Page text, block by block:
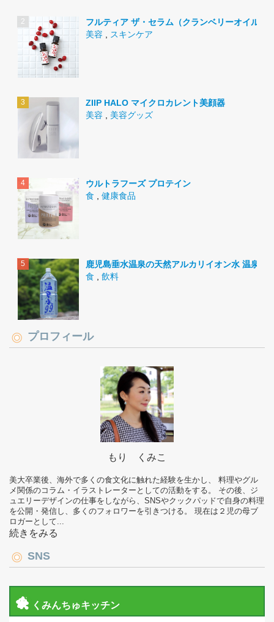
フルティア ザ・セラム（クランベリーオイル）
美容
スキンケア
ZIIP HALO マイクロカレント美顔器
美容
美容グッズ
ウルトラフーズ プロテイン
食
健康食品
鹿児島垂水温泉の天然アルカリイオン水 温泉水
食
飲料
プロフィール
もり くみこ
美大卒業後、海外で多くの食文化に触れた経験を生かし、 料理やグル
メ関係のコラム・イラストレーターとしての活動をする。 その後、ジ
ュエリーデザインの仕事をしながら、SNSやクックパッドで自身の料理
を公開・発信し、多くのフォロワーを引きつける。 現在は２児の母ブ
ロガーとして...
続きをみる
SNS
くみんちゅキッチン